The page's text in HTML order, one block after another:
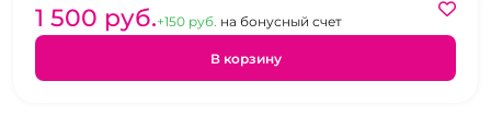
1 500 pуб.+150 pуб. на бонусный счет
В корзину